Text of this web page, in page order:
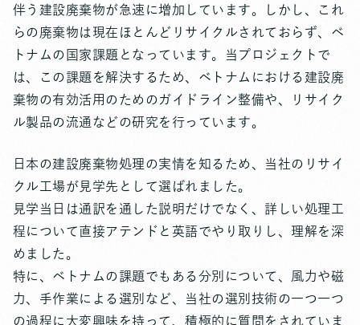
伴う建設廃棄物が急速に増加しています。しかし、これ
らの廃棄物は現在ほとんどリサイクルされておらず、ベ
トナムの国家課題となっています。当プロジェクトで
は、この課題を解決するため、ベトナムにおける建設廃
棄物の有効活用のためのガイドライン整備や、リサイク
ル製品の流通などの研究を行っています。
日本の建設廃棄物処理の実情を知るため、当社のリサイ
クル工場が見学先として選ばれました。
見学当日は通訳を通した説明だけでなく、詳しい処理工
程について直接アテンドと英語でやり取りし、理解を深
めました。
特に、ベトナムの課題でもある分別について、風力や磁
力、手作業による選別など、当社の選別技術の一つ一つ
の過程に大変興味を持って、積極的に質問をされていま